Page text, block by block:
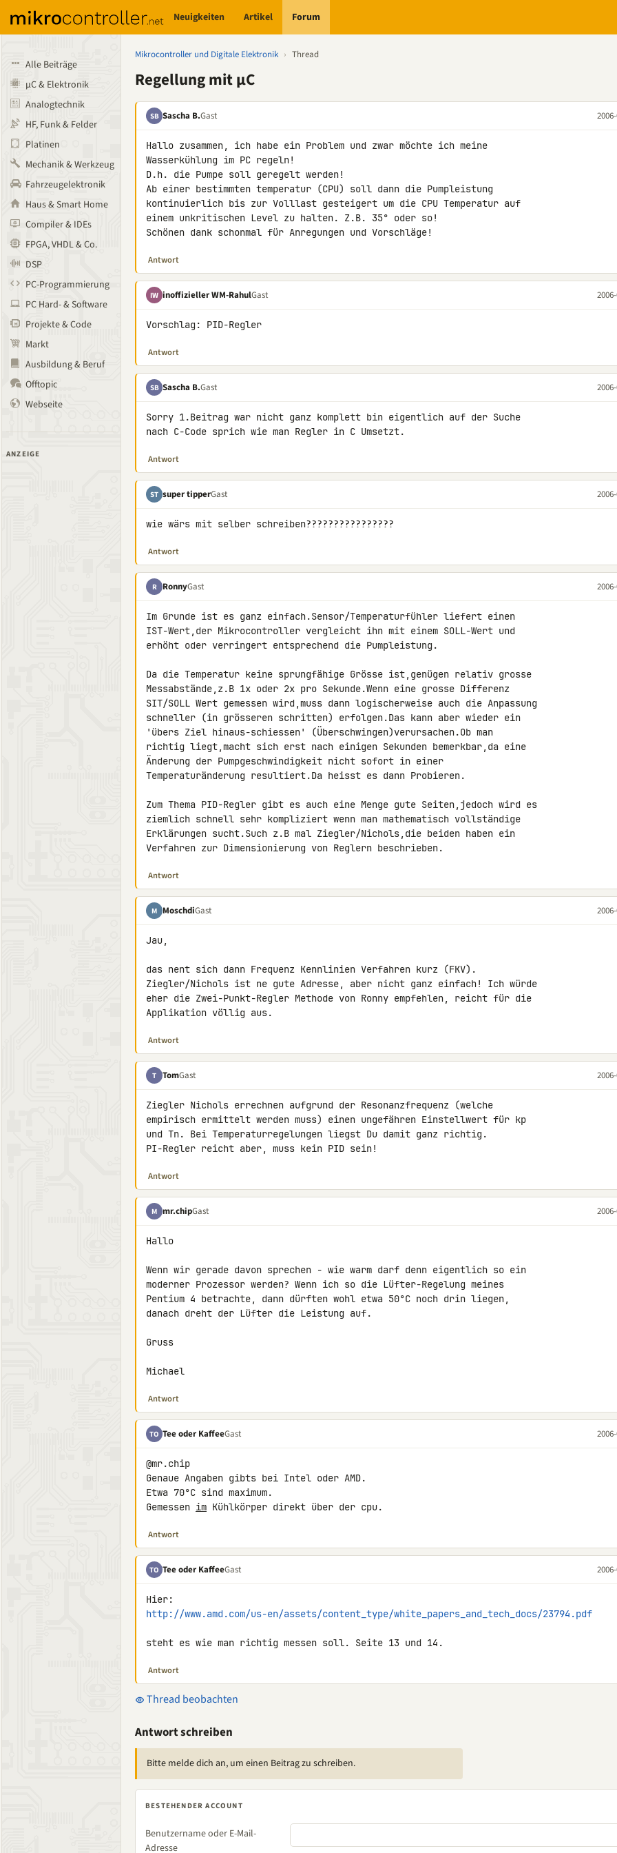
Neuigkeiten Artikel Forum
Alle Beiträge
µC & Elektronik
Analogtechnik
HF, Funk & Felder
Platinen
Mechanik & Werkzeug
Fahrzeugelektronik
Haus & Smart Home
Compiler & IDEs
FPGA, VHDL & Co.
DSP
PC-Programmierung
PC Hard- & Software
Projekte & Code
Markt
Ausbildung & Beruf
Offtopic
Webseite
ANZEIGE
Mikrocontroller und Digitale Elektronik › Thread
Regellung mit µC
SB Sascha B.Gast
Hallo zusammen, ich habe ein Problem und zwar möchte ich meine
Wasserkühlung im PC regeln!
D.h. die Pumpe soll geregelt werden!
Ab einer bestimmten temperatur (CPU) soll dann die Pumpleistung
kontinuierlich bis zur Volllast gesteigert um die CPU Temperatur auf
einem unkritischen Level zu halten. Z.B. 35° oder so!
Schönen dank schonmal für Anregungen und Vorschläge!
Antwort
IW inoffizieller WM-RahulGast
Vorschlag: PID-Regler
Antwort
SB Sascha B.Gast
Sorry 1.Beitrag war nicht ganz komplett bin eigentlich auf der Suche
nach C-Code sprich wie man Regler in C Umsetzt.
Antwort
ST super tipperGast
wie wärs mit selber schreiben????????????????
Antwort
R RonnyGast
Im Grunde ist es ganz einfach.Sensor/Temperaturfühler liefert einen
IST-Wert,der Mikrocontroller vergleicht ihn mit einem SOLL-Wert und
erhöht oder verringert entsprechend die Pumpleistung.
Da die Temperatur keine sprungfähige Grösse ist,genügen relativ grosse
Messabstände,z.B 1x oder 2x pro Sekunde.Wenn eine grosse Differenz
SIT/SOLL Wert gemessen wird,muss dann logischerweise auch die Anpassung
schneller (in grösseren schritten) erfolgen.Das kann aber wieder ein
'übers Ziel hinaus-schiessen' (Überschwingen)verursachen.Ob man
richtig liegt,macht sich erst nach einigen Sekunden bemerkbar,da eine
Änderung der Pumpgeschwindigkeit nicht sofort in einer
Temperaturänderung resultiert.Da heisst es dann Probieren.
Zum Thema PID-Regler gibt es auch eine Menge gute Seiten,jedoch wird es
ziemlich schnell sehr kompliziert wenn man mathematisch vollständige
Erklärungen sucht.Such z.B mal Ziegler/Nichols,die beiden haben ein
Verfahren zur Dimensionierung von Reglern beschrieben.
Antwort
M MoschdiGast
Jau,
das nent sich dann Frequenz Kennlinien Verfahren kurz (FKV).
Ziegler/Nichols ist ne gute Adresse, aber nicht ganz einfach! Ich würde
eher die Zwei-Punkt-Regler Methode von Ronny empfehlen, reicht für die
Applikation völlig aus.
Antwort
T TomGast
Ziegler Nichols errechnen aufgrund der Resonanzfrequenz (welche
empirisch ermittelt werden muss) einen ungefähren Einstellwert für kp
und Tn. Bei Temperaturregelungen liegst Du damit ganz richtig.
PI-Regler reicht aber, muss kein PID sein!
Antwort
M mr.chipGast
Hallo
Wenn wir gerade davon sprechen - wie warm darf denn eigentlich so ein
moderner Prozessor werden? Wenn ich so die Lüfter-Regelung meines
Pentium 4 betrachte, dann dürften wohl etwa 50°C noch drin liegen,
danach dreht der Lüfter die Leistung auf.
Gruss
Michael
Antwort
TO Tee oder KaffeeGast
@mr.chip
Genaue Angaben gibts bei Intel oder AMD.
Etwa 70°C sind maximum.
Gemessen im Kühlkörper direkt über der cpu.
Antwort
TO Tee oder KaffeeGast
http://www.amd.com/us-en/assets/content_type/white_papers_and_tech_docs/23794.pdf
steht es wie man richtig messen soll. Seite 13 und 14.
Antwort
Thread beobachten
Antwort schreiben
Bitte melde dich an, um einen Beitrag zu schreiben.
BESTEHENDER ACCOUNT
Benutzername oder E-Mail-
Adresse